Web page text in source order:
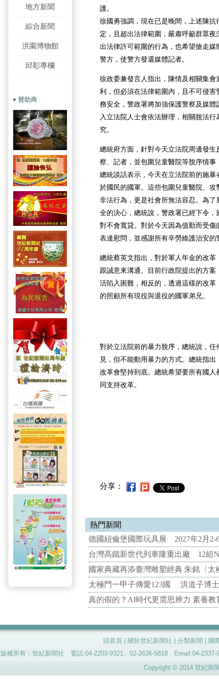
地方新聞
綜合新聞
洪園博物館
邱彰專欄
贊助商
護。
徐國勇強調，現在已是晚間，上述陳
定，且超出法律範圍，嚴肅呼籲群眾
出法律許可範圍的行為，也希望搶走
警方，使警方發還媒體記者。
徐政委兼發言人指出，陳情及相關集
利，但必須在法律範圍內，且不可侵
務安全，警政署將加強保護警察及媒
入立法院人士會依法辦理，相關脫法
究。
總統府方面，針對今天立法院周邊發
察、記者，並包圍兒童醫院等脫序情
總統談話表示，今天在立法院前的施
於國民的國軍。這些包圍兒童醫院、
非法行為，更是社會所無法容忍。為
全的決心，總統說，警政署已經下令
對不會寬貸。對於今天因為值勤而受
表達慰問，並感謝所有辛勞維護治安的
總統蔡英文指出，對於軍人年金的改
跟誠意來溝通。目前行政院提出的方
活陷入困難，相反的，透過這樣的改
的照顧所有現役與退役的國軍弟兄。
對於立法院前的暴力脫序，總統說，
見，但不能動用暴力的方式。總統指
改革會堅持到底。總統希望要所有國
同支持改革。
分享：
熱門新聞
德國紐倫堡國際玩具展 2027年2月2-
台灣高鐵新世代列車隆重出廠 12組
國家典藏再添臺灣雕塑經典 朱銘〈
太極門一甲子傳愛123國 洪道子博
真的假的？AI時代更需思辨力 素養
回首頁 關於世紀新聞社 分類新聞
國
版權所有：世紀新聞社 電話:04-2203-9321、02-2636-5818 Email:04-
Copyright © 2014 世紀新